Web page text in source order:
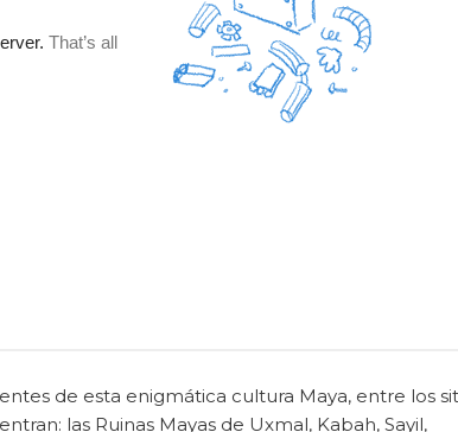
de esta enigmática cultura Maya, entre los
las Ruinas Mayas de Uxmal, Kabah, Sayil,